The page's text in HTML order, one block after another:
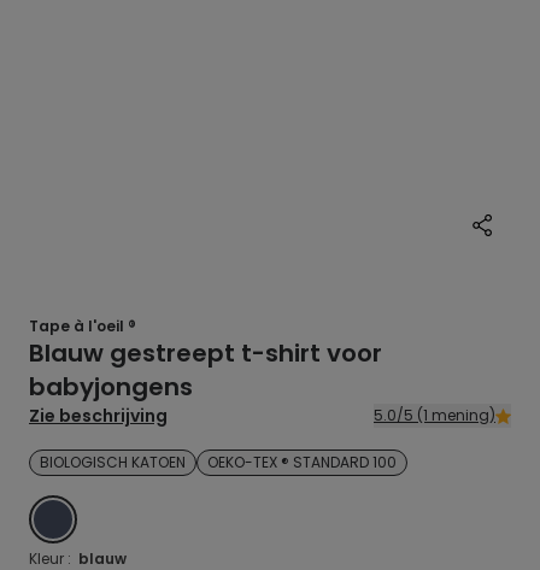
Tape à l'oeil ®
Blauw gestreept t-shirt voor
babyjongens
Zie beschrijving 5.0/5 (1 mening)
BIOLOGISCH KATOEN OEKO-TEX ® STANDARD 100
BLAUW
Kleur : blauw